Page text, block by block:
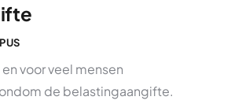
voor veel mensen
de belastingaangifte.